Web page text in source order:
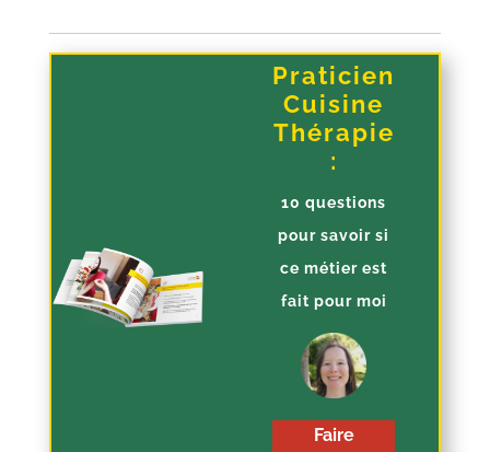
Praticien
Cuisine
Thérapie
:
10 questions
pour savoir si
ce métier est
fait pour moi
Faire